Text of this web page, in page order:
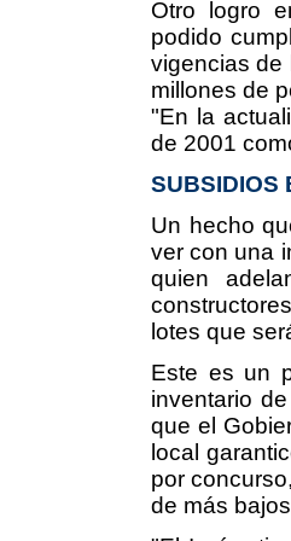
Otro logro
podido
vigencias de
millones de
"En la
de 2001
SUBSIDIOS
Un hecho
ver con una
quien
lotes que
Este es un
inventario
que el
local
por
de más